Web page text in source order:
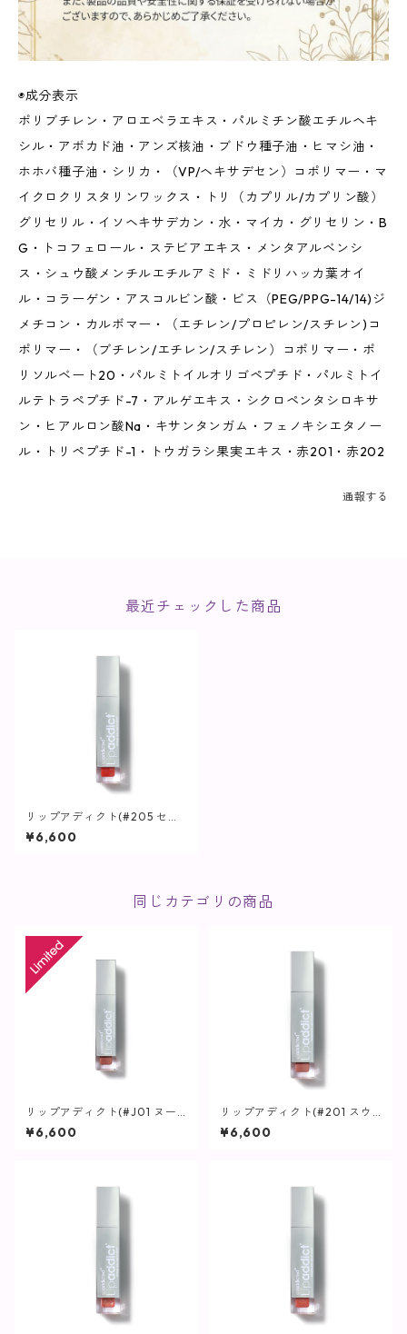
◉成分表示
ポリブチレン・アロエベラエキス・パルミチン酸エチルヘキ
シル・アボカド油・アンズ核油・ブドウ種子油・ヒマシ油・
ホホバ種子油・シリカ・（VP/ヘキサデセン）コポリマー・マ
イクロクリスタリンワックス・トリ（カプリル/カプリン酸）
グリセリル・イソヘキサデカン・水・マイカ・グリセリン・B
G・トコフェロール・ステビアエキス・メンタアルベンシ
ス・シュウ酸メンチルエチルアミド・ミドリハッカ葉オイ
ル・コラーゲン・アスコルビン酸・ビス（PEG/PPG-14/14)ジ
メチコン・カルボマー・（エチレン/プロピレン/スチレン)コ
ポリマー・（ブチレン/エチレン/スチレン）コポリマー・ポ
リソルベート20・パルミトイルオリゴペプチド・パルミトイ
ルテトラペプチド-7・アルゲエキス・シクロペンタシロキサ
ン・ヒアルロン酸Na・キサンタンガム・フェノキシエタノー
ル・トリペプチド-1・トウガラシ果実エキス・赤201・赤202
通報する
最近チェックした商品
リップアディクト(#205 セク
シーセダクトレス) / 7ml【唇
用美容液】
¥6,600
同じカテゴリの商品
リップアディクト(#J01 ヌー
ドエスプレッソ 日本限定色) /
7ml【唇用美容液】
¥6,600
リップアディクト(#201 スウ
ィートナッシング) / 7ml【唇
用美容液】
¥6,600